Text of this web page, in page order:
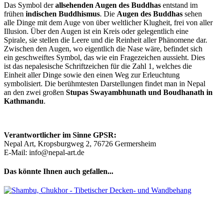
Das Symbol derallsehenden Augen des Buddhas entstand im
frühen indischen Buddhismus. Die Augen des Buddhas sehen
alle Dinge mit dem Auge von über weltlicher Klugheit, frei von aller
Illusion. Über den Augen ist ein Kreis oder gelegentlich eine
Spirale, sie stellen die Leere und die Reinheit aller Phänomene dar.
Zwischen den Augen, wo eigentlich die Nase wäre, befindet sich
ein geschweiftes Symbol, das wie ein Fragezeichen aussieht. Dies
ist das nepalesische Schriftzeichen für die Zahl 1, welches die
Einheit aller Dinge sowie den einen Weg zur Erleuchtung
symbolisiert. Die berühmtesten Darstellungen findet man in Nepal
an den zwei großen Stupas Swayambhunath und Boudhanath in
Kathmandu.
Verantwortlicher im Sinne GPSR:
Nepal Art, Kropsburgweg 2, 76726 Germersheim
E-Mail: info@nepal-art.de
Das könnte Ihnen auch gefallen...